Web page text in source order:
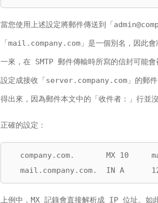
當您使用上述設定將郵件傳送到「
「mail.company.com」是一個別名，因此
一來，在 SMTP 郵件傳輸時所寫的信封可能會
設定成接收「server.company.com」的郵件
得出來，因為郵件本文中的「收件者：」行並沒
正確的設定：
company.com.       MX 10
mail.company.com.  IN A
上例中，MX 記錄會直接解析成 IP 位址。如